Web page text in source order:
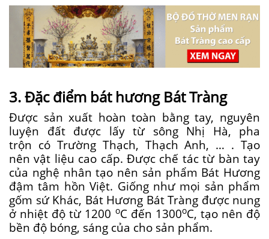
3. Đặc điểm bát hương Bát Tràng
Được sản xuất hoàn toàn bằng tay, nguyên
luyện đất được lấy từsông Nhị Hà, pha
trộn có Trường Thạch, Thạch Anh, … . Tạo
nênvật liệu cao cấp. Được chế tác từ bàn tay
của nghệ nhân tạo nên sản phẩm Bát Hương
đậm tâm hồn Việt. Giống như mọi sản phẩm
gốm sứ Khác, Bát Hương Bát Tràng được nung
ở nhiệt độtừ1200 oC đến 1300oC, tạo nên độ
bền độ bóng, sáng của cho sản phẩm.